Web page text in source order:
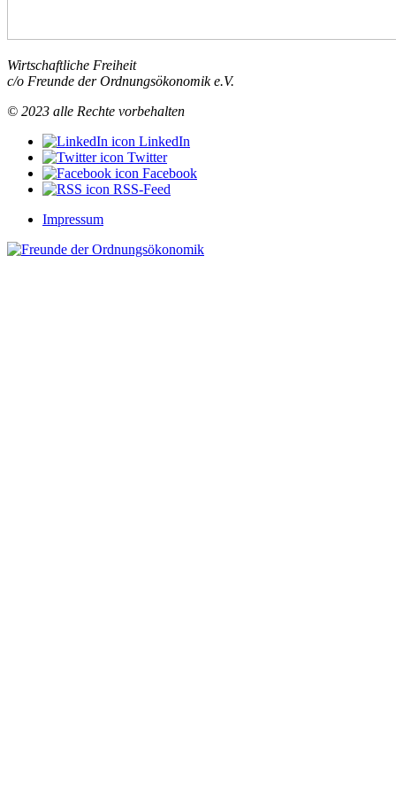
kann
was
nicht“
Wirtschaftliche Freiheit
c/o Freunde der Ordnungsökonomik e.V.
© 2023 alle Rechte vorbehalten
LinkedIn
Twitter
Facebook
RSS-Feed
Impressum